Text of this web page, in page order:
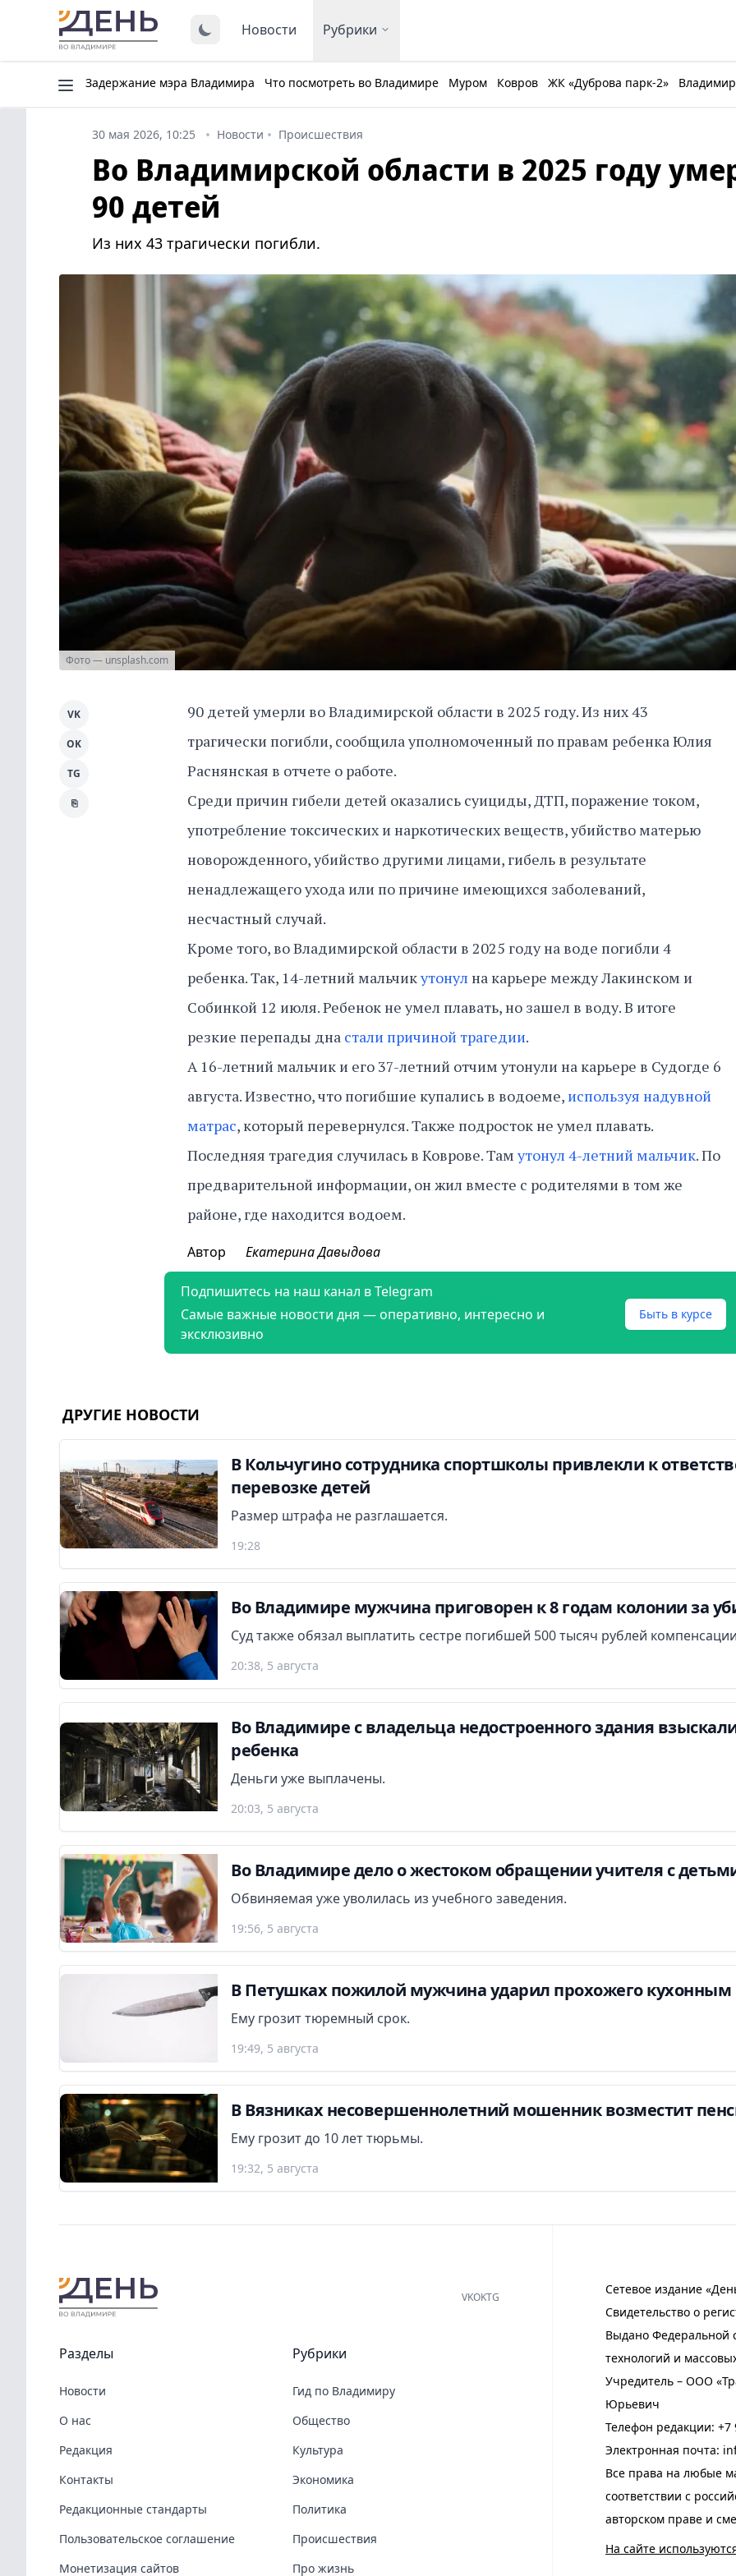
Новости Рубрики
Задержание мэра Владимира Что посмотреть во Владимире Муром Ковров ЖК «Дуброва парк-2»
30 мая 2026, 10:25 Новости Происшествия
Во Владимирской области в 2025 году
90 детей
Из них 43 трагически погибли.
Фото — unsplash.com
90 детей умерли во Владимирской области в 2025 году. Из них 43
трагически погибли, сообщила уполномоченный по правам ребенка Юлия
Раснянская в отчете о работе.
Среди причин гибели детей оказались суициды, ДТП, поражение током,
употребление токсических и наркотических веществ, убийство матерью
новорожденного, убийство другими лицами, гибель в результате
ненадлежащего ухода или по причине имеющихся заболеваний,
несчастный случай.
Кроме того, во Владимирской области в 2025 году на воде погибли 4
ребенка. Так, 14-летний мальчикутонул на карьере между Лакинском и
Собинкой 12 июля. Ребенок не умел плавать, но зашел в воду. В итоге
резкие перепады дна стали причиной трагедии.
А 16-летний мальчик и его 37-летний отчим утонули на карьере в Судогде 6
августа. Известно, что погибшие купались в водоеме, используя надувной
матрас, который перевернулся. Также подросток не умел плавать.
Последняя трагедия случилась в Коврове. Там утонул 4-летний мальчик. По
предварительной информации, он жил вместе с родителями в том же
районе, где находится водоем.
VK
OK
TG
⎘
Автор Екатерина Давыдова
Подпишитесь на наш канал в Telegram
Самые важные новости дня — оперативно, интересно и
эксклюзивно
Быть в курсе
ДРУГИЕ НОВОСТИ
В Кольчугино сотрудника спортшколы привлекли к
перевозке детей
Размер штрафа не разглашается.
19:28
Во Владимире мужчина приговорен к 8 годам колонии за
Суд также обязал выплатить сестре погибшей 500 тысяч рублей
20:38, 5 августа
Во Владимире с владельца недостроенного здания
ребенка
Деньги уже выплачены.
20:03, 5 августа
Во Владимире дело о жестоком обращении учителя с
Обвиняемая уже уволилась из учебного заведения.
19:56, 5 августа
В Петушках пожилой мужчина ударил прохожего
Ему грозит тюремный срок.
19:49, 5 августа
В Вязниках несовершеннолетний мошенник возместит
Ему грозит до 10 лет тюрьмы.
19:32, 5 августа
Сетевое издание
Свидетельство о
Выдано Федеральной
технологий и
Учредитель – ООО
Юрьевич
Телефон редакции: +7
Электронная почта:
Все права на любые
соответствии с
авторском праве и
На сайте
VKOKTG
Разделы
Новости
О нас
Редакция
Контакты
Редакционные стандарты
Пользовательское соглашение
Монетизация сайтов
Рубрики
Гид по Владимиру
Общество
Культура
Экономика
Политика
Происшествия
Про жизнь